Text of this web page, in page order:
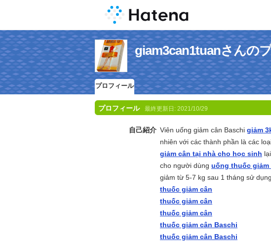
giam3can1tuanさんの
プロフィール
プロフィール 最終更新日: 2021/10/29
自己紹介 Viên uống giảm cân Baschi giảm
nhiên với các thành phần là các
giảm cân tại nhà cho học sinh
cho người dùng uống thuốc
giảm từ 5-7 kg sau 1 tháng sử
thuốc giảm cân
thuốc giảm cân
thuốc giảm cân
thuốc giảm cân Baschi
thuốc giảm cân Baschi